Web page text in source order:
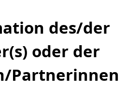
oder der
Partnerinnen